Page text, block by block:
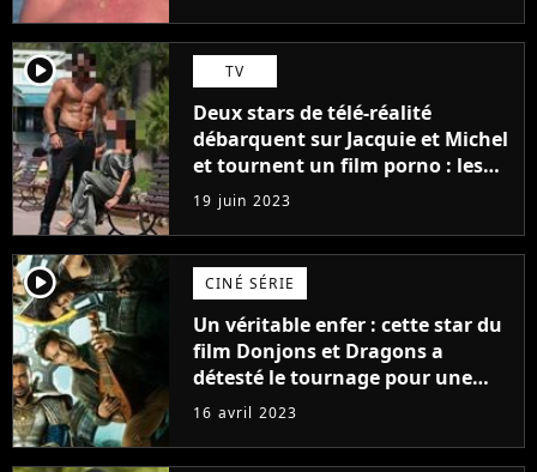
player2 TV
Deux stars de télé-réalité
débarquent sur Jacquie et Michel
et tournent un film porno : les
premières images du tournage
(exclu)
19 juin 2023
player2 CINÉ SÉRIE
Un véritable enfer : cette star du
film Donjons et Dragons a
détesté le tournage pour une
raison très spéciale
16 avril 2023